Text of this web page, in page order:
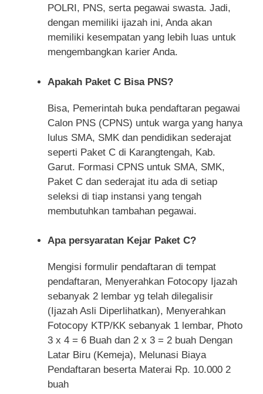
POLRI, PNS, serta pegawai swasta. Jadi,
dengan memiliki ijazah ini, Anda akan
memiliki kesempatan yang lebih luas untuk
mengembangkan karier Anda.
Apakah Paket C Bisa PNS?
Bisa, Pemerintah buka pendaftaran pegawai
Calon PNS (CPNS) untuk warga yang hanya
lulus SMA, SMK dan pendidikan sederajat
seperti Paket C di Karangtengah, Kab.
Garut. Formasi CPNS untuk SMA, SMK,
Paket C dan sederajat itu ada di setiap
seleksi di tiap instansi yang tengah
membutuhkan tambahan pegawai.
Apa persyaratan Kejar Paket C?
Mengisi formulir pendaftaran di tempat
pendaftaran, Menyerahkan Fotocopy Ijazah
sebanyak 2 lembar yg telah dilegalisir
(Ijazah Asli Diperlihatkan), Menyerahkan
Fotocopy KTP/KK sebanyak 1 lembar, Photo
3 x 4 = 6 Buah dan 2 x 3 = 2 buah Dengan
Latar Biru (Kemeja), Melunasi Biaya
Pendaftaran beserta Materai Rp. 10.000 2
buah